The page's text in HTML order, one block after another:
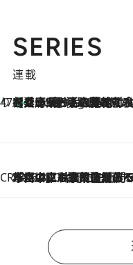
SERIES
連載
47都道府県の手みやげ ひんやりスイーツで夏を満喫
4 Hours Ago
【兵庫県】この夏絶対食べたい 冷やしておいしいおやつ3選 淡路島の恵みをジェラートに集約
CREA'S CHOICE
2026.8.7
「立川にも歌舞伎があるんだよ」 片岡仁左衛門・市川中車ら豪華座組みで4年目の立川立飛歌舞